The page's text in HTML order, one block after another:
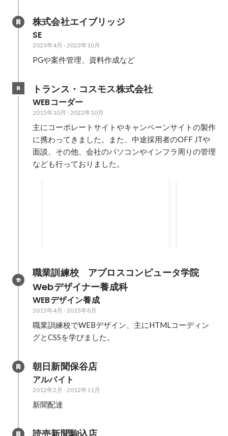
株式会社エイブリッジ
SE
2023年4月 -2023年10月
PGや案件管理、資料作成など
トランス・コスモス株式会社
WEBコーダー
2015年10月 -2022年10月
主にコーポレートサイトやキャンペーンサイトの製作
に携わってきました。また、中途採用者のOFF JTや
面談、その他、会社のパソコンやインフラ周りの管理
なども行っておりました。
職業訓練校　アプロスコンピュータ学院
Webデザイナー養成科
WEBデザイン養成
2015年4月 -2015年8月
職業訓練校でWEBデザイン、主にHTMLコーディン
グとCSSを学びました。
朝日新聞保谷店
アルバイト
2012年2月 -2012年11月
新聞配達